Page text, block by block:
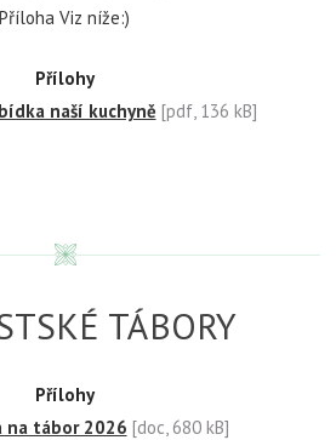
Příloha Viz níže:)
Přílohy
naší kuchyně [pdf, 136 kB]
TÁBORY
Přílohy
na tábor 2026 [doc, 680 kB]